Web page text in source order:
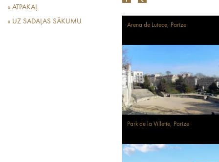
« ATPAKAĻ
« UZ SADAĻAS SĀKUMU
Arena de Lutece, Parīze
Park de la Villette, Parīze